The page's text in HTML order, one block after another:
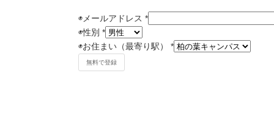
◉メールアドレス *
◉性別 *
◉お住まい（最寄り駅） *